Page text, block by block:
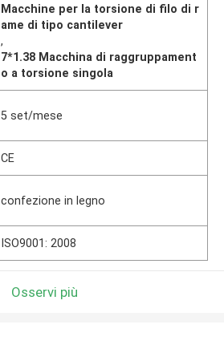
Macchine per la torsione di filo di r
ame di tipo cantilever
,
7*1.38 Macchina di raggruppament
o a torsione singola
5 set/mese
CE
confezione in legno
ISO9001: 2008
Osservi più